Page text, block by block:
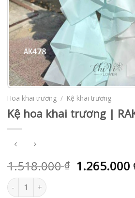
Hoa khai trương / Kệ khai trương
Kệ hoa khai trương |
1.518.000₫ 1.265.000
Kệ hoa khai trương | RAK-AK478 số